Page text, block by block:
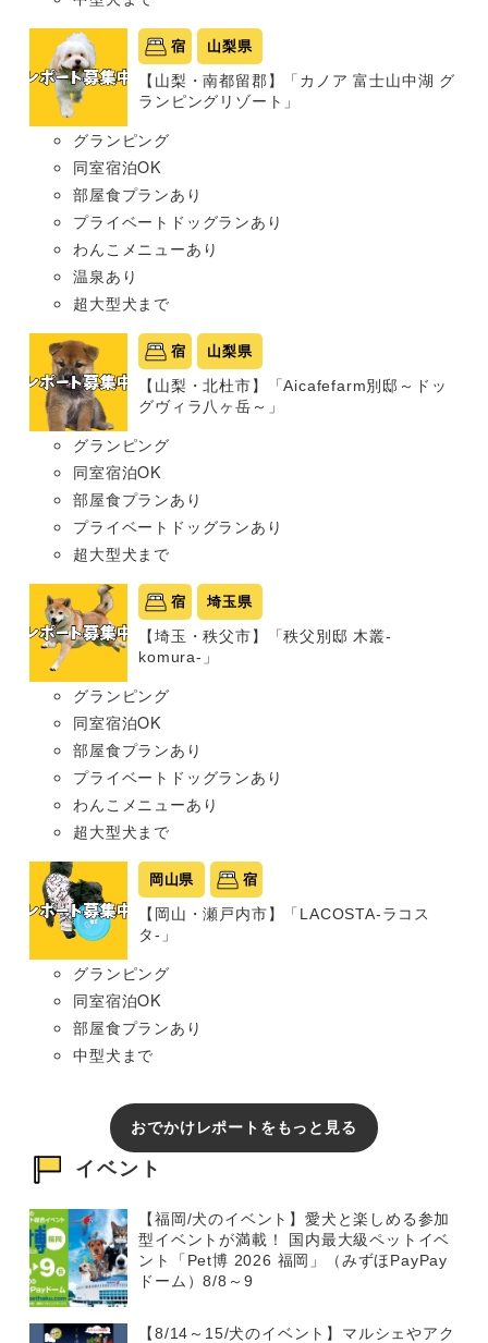
宿 山梨県
【山梨・南都留郡】「カノア 富士山中湖 グ
ランピングリゾート」
グランピング
同室宿泊OK
部屋食プランあり
プライベートドッグランあり
わんこメニューあり
温泉あり
超大型犬まで
宿 山梨県
【山梨・北杜市】「Aicafefarm別邸～ドッ
グヴィラ八ヶ岳～」
グランピング
同室宿泊OK
部屋食プランあり
プライベートドッグランあり
超大型犬まで
宿 埼玉県
【埼玉・秩父市】「秩父別邸 木叢-
komura-」
グランピング
同室宿泊OK
部屋食プランあり
プライベートドッグランあり
わんこメニューあり
超大型犬まで
岡山県 宿
【岡山・瀬戸内市】「LACOSTA-ラコス
タ-」
グランピング
同室宿泊OK
部屋食プランあり
中型犬まで
おでかけレポートをもっと見る
イベント
【福岡/犬のイベント】愛犬と楽しめる参加
型イベントが満載！ 国内最大級ペットイベ
ント「Pet博 2026 福岡」（みずほPayPay
ドーム）8/8～9
【8/14～15/犬のイベント】マルシェやアク